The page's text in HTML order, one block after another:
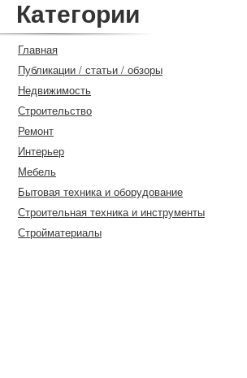
Категории
Главная
Публикации / статьи / обзоры
Недвижимость
Строительство
Ремонт
Интерьер
Мебель
Бытовая техника и оборудование
Строительная техника и инструменты
Стройматериалы